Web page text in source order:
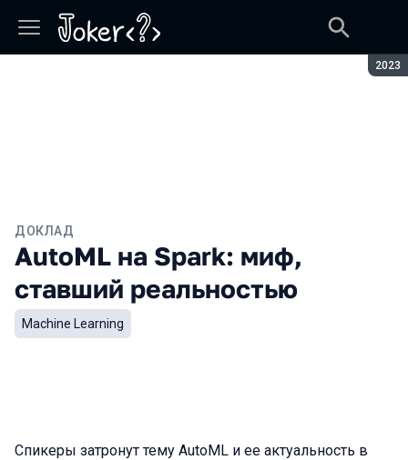
2023
ДОКЛАД
AutoML на Spark: миф,
ставший реальностью
Machine Learning
Спикеры затронут тему AutoML и ее актуальность в